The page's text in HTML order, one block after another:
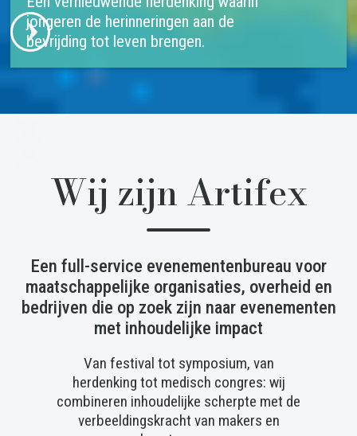
Wetenschap, creativiteit en ontmoeting
in Rhapsody in Research.
Wij zijn Artifex
Een full-service evenementenbureau voor
maatschappelijke organisaties, overheid en
bedrijven die op zoek zijn naar evenementen
met inhoudelijke impact
Van festival tot symposium, van
herdenking tot medisch congres: wij
combineren inhoudelijke scherpte met de
verbeeldingskracht van makers en